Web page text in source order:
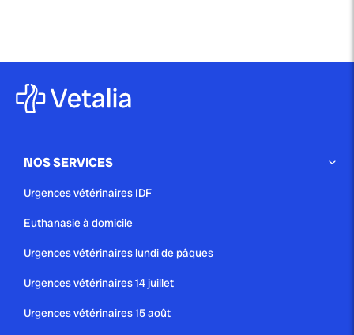
NOS SERVICES
Urgences vétérinaires IDF
Euthanasie à domicile
Urgences vétérinaires lundi de pâques
Urgences vétérinaires 14 juillet
Urgences vétérinaires 15 août